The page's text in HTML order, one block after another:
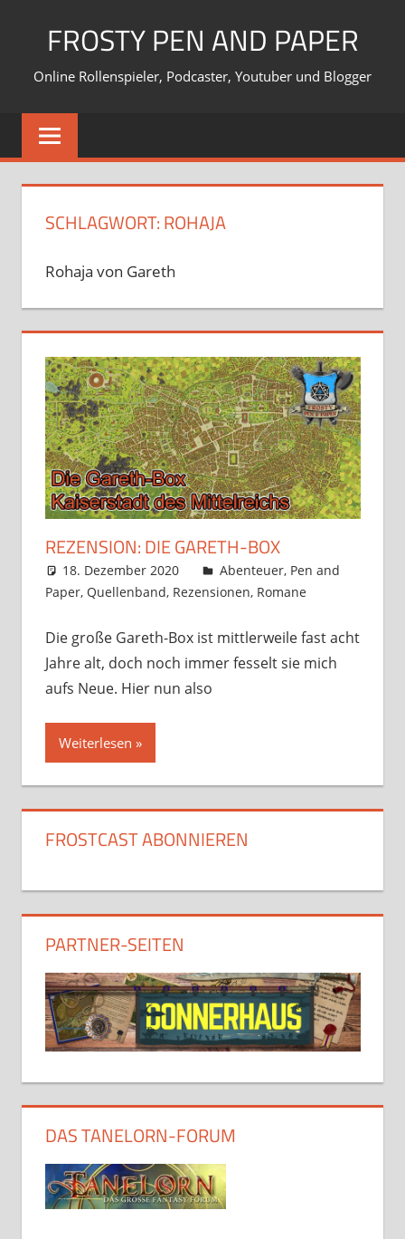
FROSTY PEN AND PAPER
Online Rollenspieler, Podcaster, Youtuber und Blogger
SCHLAGWORT:ROHAJA
Rohaja von Gareth
REZENSION: DIE GARETH-BOX
18. Dezember 2020 Frosty
Abenteuer, Pen and
Paper, Quellenband, Rezensionen, Romane
Die große Gareth-Box ist mittlerweile fast acht
Jahre alt, doch noch immer fesselt sie mich
aufs Neue. Hier nun also
Weiterlesen
FROSTCAST ABONNIEREN
PARTNER-SEITEN
DAS TANELORN-FORUM